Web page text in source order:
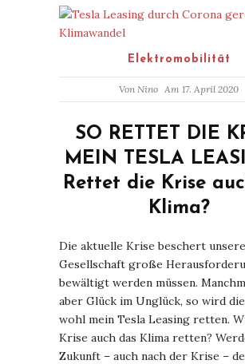
Elektromobilität
Von Nino Am 17. April 2020
SO RETTET DIE
MEIN TESLA
Rettet die Krise
Klima?
Die aktuelle Krise beschert
Gesellschaft große
bewältigt werden müssen.
aber Glück im Unglück, so wird
wohl mein Tesla Leasing retten.
Krise auch das Klima retten?
Zukunft – auch nach der Krise –